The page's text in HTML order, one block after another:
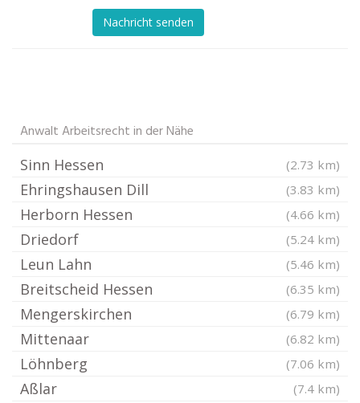
Nachricht senden
Anwalt Arbeitsrecht in der Nähe
Sinn Hessen (2.73 km)
Ehringshausen Dill (3.83 km)
Herborn Hessen (4.66 km)
Driedorf (5.24 km)
Leun Lahn (5.46 km)
Breitscheid Hessen (6.35 km)
Mengerskirchen (6.79 km)
Mittenaar (6.82 km)
Löhnberg (7.06 km)
Aßlar (7.4 km)